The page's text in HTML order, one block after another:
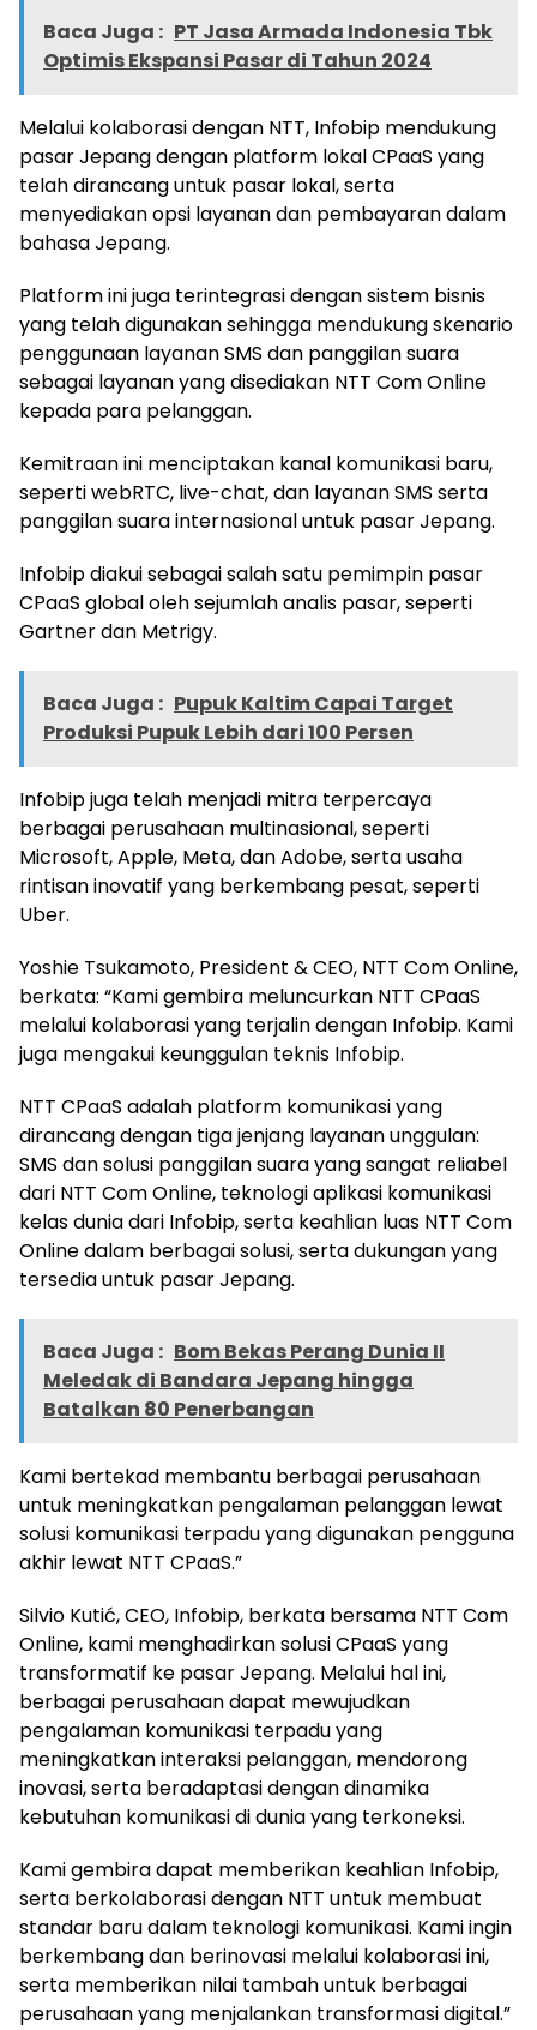
Baca Juga : PT Jasa Armada Indonesia Tbk
Optimis Ekspansi Pasar di Tahun 2024
Melalui kolaborasi dengan NTT, Infobip mendukung
pasar Jepang dengan platform lokal CPaaS yang
telah dirancang untuk pasar lokal, serta
menyediakan opsi layanan dan pembayaran dalam
bahasa Jepang.
Platform ini juga terintegrasi dengan sistem bisnis
yang telah digunakan sehingga mendukung skenario
penggunaan layanan SMS dan panggilan suara
sebagai layanan yang disediakan NTT Com Online
kepada para pelanggan.
Kemitraan ini menciptakan kanal komunikasi baru,
seperti webRTC, live-chat, dan layanan SMS serta
panggilan suara internasional untuk pasar Jepang.
Infobip diakui sebagai salah satu pemimpin pasar
CPaaS global oleh sejumlah analis pasar, seperti
Gartner dan Metrigy.
Baca Juga : Pupuk Kaltim Capai Target
Produksi Pupuk Lebih dari 100 Persen
Infobip juga telah menjadi mitra terpercaya
berbagai perusahaan multinasional, seperti
Microsoft, Apple, Meta, dan Adobe, serta usaha
rintisan inovatif yang berkembang pesat, seperti
Uber.
Yoshie Tsukamoto, President & CEO, NTT Com Online,
berkata: “Kami gembira meluncurkan NTT CPaaS
melalui kolaborasi yang terjalin dengan Infobip. Kami
juga mengakui keunggulan teknis Infobip.
NTT CPaaS adalah platform komunikasi yang
dirancang dengan tiga jenjang layanan unggulan:
SMS dan solusi panggilan suara yang sangat reliabel
dari NTT Com Online, teknologi aplikasi komunikasi
kelas dunia dari Infobip, serta keahlian luas NTT Com
Online dalam berbagai solusi, serta dukungan yang
tersedia untuk pasar Jepang.
Baca Juga : Bom Bekas Perang Dunia II
Meledak di Bandara Jepang hingga
Batalkan 80 Penerbangan
Kami bertekad membantu berbagai perusahaan
untuk meningkatkan pengalaman pelanggan lewat
solusi komunikasi terpadu yang digunakan pengguna
akhir lewat NTT CPaaS.”
Silvio Kutić, CEO, Infobip, berkata bersama NTT Com
Online, kami menghadirkan solusi CPaaS yang
transformatif ke pasar Jepang. Melalui hal ini,
berbagai perusahaan dapat mewujudkan
pengalaman komunikasi terpadu yang
meningkatkan interaksi pelanggan, mendorong
inovasi, serta beradaptasi dengan dinamika
kebutuhan komunikasi di dunia yang terkoneksi.
Kami gembira dapat memberikan keahlian Infobip,
serta berkolaborasi dengan NTT untuk membuat
standar baru dalam teknologi komunikasi. Kami ingin
berkembang dan berinovasi melalui kolaborasi ini,
serta memberikan nilai tambah untuk berbagai
perusahaan yang menjalankan transformasi digital.”